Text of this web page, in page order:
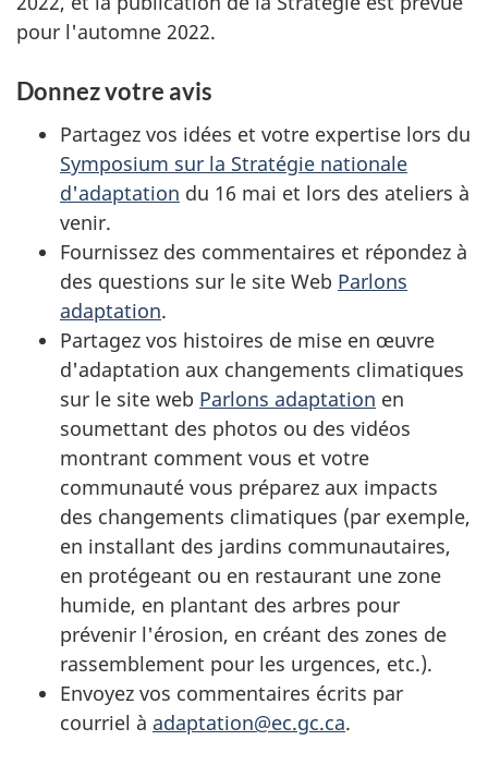
pour l'automne 2022.
Donnez votre avis
Partagez vos idées et votre expertise lors du
Symposium sur la Stratégie nationale
d'adaptation du 16 mai et lors des ateliers à
venir.
Fournissez des commentaires et répondez à
des questions sur le site Web Parlons
adaptation.
Partagez vos histoires de mise en œuvre
d'adaptation aux changements climatiques
sur le site web Parlons adaptation en
soumettant des photos ou des vidéos
montrant comment vous et votre
communauté vous préparez aux impacts
des changements climatiques (par exemple,
en installant des jardins communautaires,
en protégeant ou en restaurant une zone
humide, en plantant des arbres pour
prévenir l'érosion, en créant des zones de
rassemblement pour les urgences, etc.).
Envoyez vos commentaires écrits par
courriel à adaptation@ec.gc.ca.